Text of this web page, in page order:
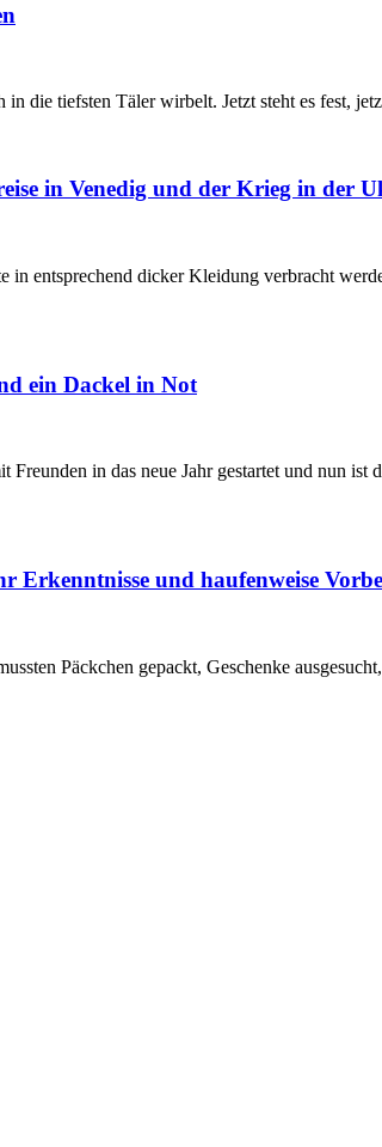
die tiefsten Täler wirbelt. Jetzt steht es fest,
in Venedig und der Krieg in der
entsprechend dicker Kleidung verbracht
ein Dackel in Not
in das neue Jahr gestartet und nun
und haufenweise
Päckchen gepackt, Geschenke